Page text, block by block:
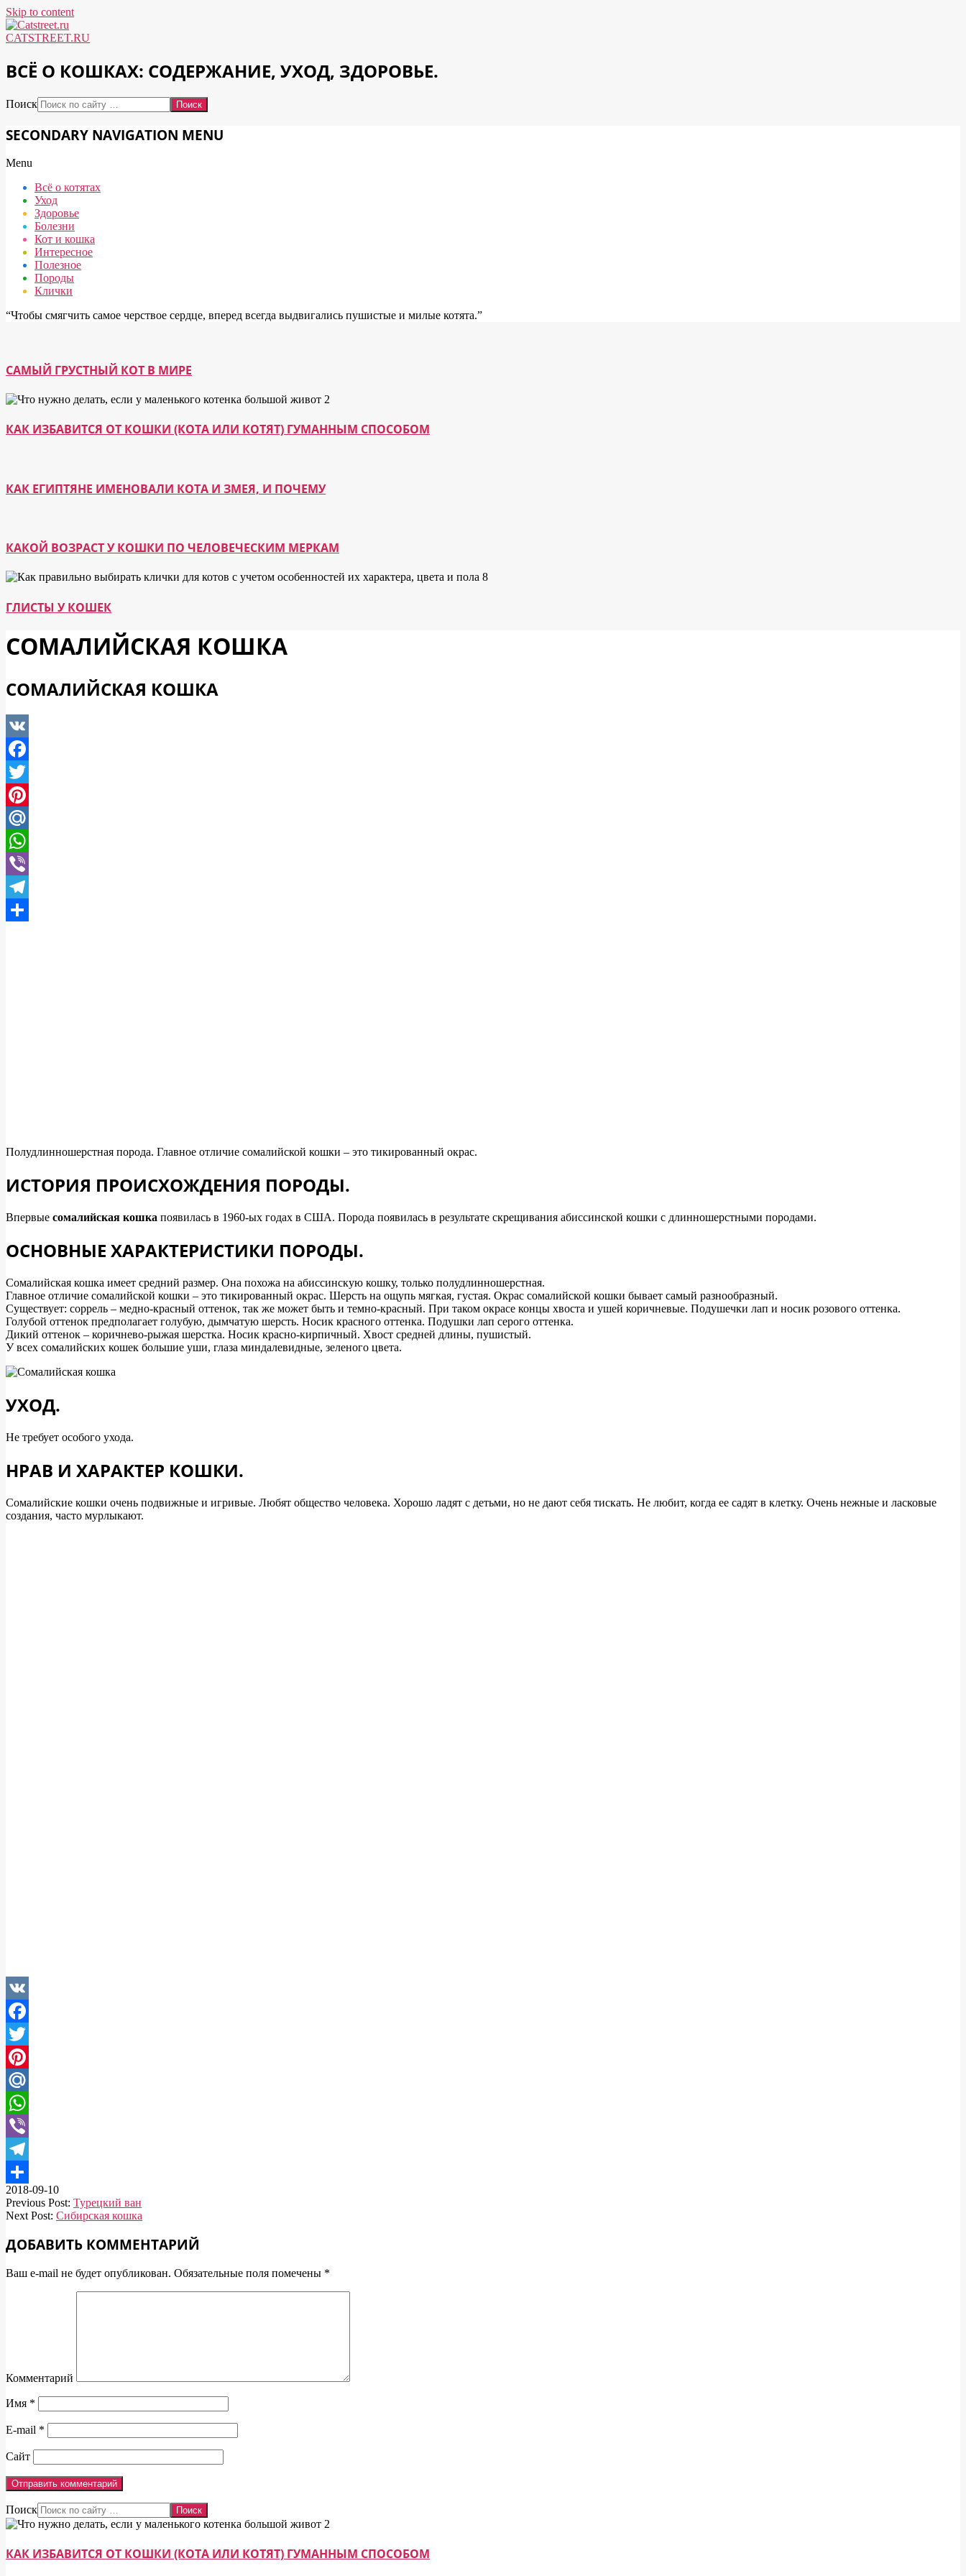
Skip to content
CATSTREET.RU
ВСЁ О КОШКАХ: СОДЕРЖАНИЕ, УХОД, ЗДОРОВЬЕ.
Поиск
SECONDARY NAVIGATION MENU
Menu
Всё о котятах
Уход
Здоровье
Болезни
Кот и кошка
Интересное
Полезное
Породы
Клички
“Чтобы смягчить самое черствое сердце, вперед всегда выдвигались пушистые и милые котята.”
САМЫЙ ГРУСТНЫЙ КОТ В МИРЕ
КАК ИЗБАВИТСЯ ОТ КОШКИ (КОТА ИЛИ КОТЯТ) ГУМАННЫМ СПОСОБОМ
КАК ЕГИПТЯНЕ ИМЕНОВАЛИ КОТА И ЗМЕЯ, И ПОЧЕМУ
КАКОЙ ВОЗРАСТ У КОШКИ ПО ЧЕЛОВЕЧЕСКИМ МЕРКАМ
ГЛИСТЫ У КОШЕК
СОМАЛИЙСКАЯ КОШКА
СОМАЛИЙСКАЯ КОШКА
VK
Facebook
Twitter
Pinterest
Mail.Ru
WhatsApp
Viber
Telegram
Полудлинношерстная порода. Главное отличие сомалийской кошки – это тикированный окрас.
ИСТОРИЯ ПРОИСХОЖДЕНИЯ ПОРОДЫ.
Впервые сомалийская кошка появилась в 1960-ых годах в США. Порода появилась в результате скрещивания абиссинской кошки с длинношерстными породами.
ОСНОВНЫЕ ХАРАКТЕРИСТИКИ ПОРОДЫ.
Сомалийская кошка имеет средний размер. Она похожа на абиссинскую кошку, только полудлинношерстная.
Главное отличие сомалийской кошки – это тикированный окрас. Шерсть на ощупь мягкая, густая. Окрас сомалийской кошки бывает самый разнообразный.
Существует: соррель – медно-красный оттенок, так же может быть и темно-красный. При таком окрасе концы хвоста и ушей коричневые. Подушечки лап и носик розового оттенка.
Голубой оттенок предполагает голубую, дымчатую шерсть. Носик красного оттенка. Подушки лап серого оттенка.
Дикий оттенок – коричнево-рыжая шерстка. Носик красно-кирпичный. Хвост средней длины, пушистый.
У всех сомалийских кошек большие уши, глаза миндалевидные, зеленого цвета.
УХОД.
Не требует особого ухода.
НРАВ И ХАРАКТЕР КОШКИ.
Сомалийские кошки очень подвижные и игривые. Любят общество человека. Хорошо ладят с детьми, но не дают себя тискать. Не любит, когда ее садят в клетку. Очень нежные и ласковые
создания, часто мурлыкают.
VK
Facebook
Twitter
Pinterest
Mail.Ru
WhatsApp
Viber
Telegram
Отправить
2018-09-10
Previous Post: Турецкий ван
Next Post: Сибирская кошка
ДОБАВИТЬ КОММЕНТАРИЙ
Ваш e-mail не будет опубликован. Обязательные поля помечены *
Комментарий
Имя *
E-mail *
Сайт
Поиск
КАК ИЗБАВИТСЯ ОТ КОШКИ (КОТА ИЛИ КОТЯТ) ГУМАННЫМ СПОСОБОМ